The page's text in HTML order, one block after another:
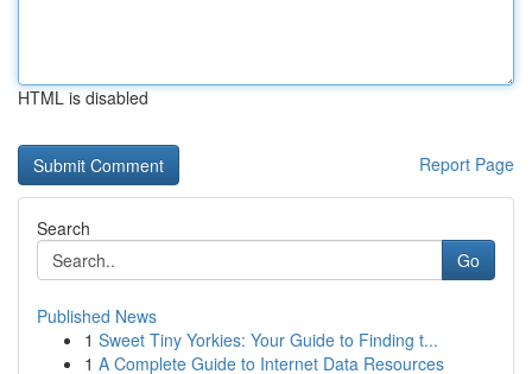
HTML is disabled
Report Page
Search
Go
Published News
1 Sweet Tiny Yorkies: Your Guide to Finding t...
1 A Complete Guide to Internet Data Resources